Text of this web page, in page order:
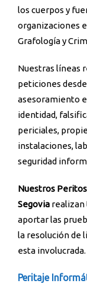
los cuerpos y
organizaciones
Grafología y
Nuestras líneas
peticiones
asesoramiento
identidad,
periciales,
instalaciones,
seguridad
Nuestros
Segovia
aportar las
la resolución de
esta involucrada.
Peritaje